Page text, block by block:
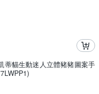
蒂貓生動迷人立體豬豬圖案手